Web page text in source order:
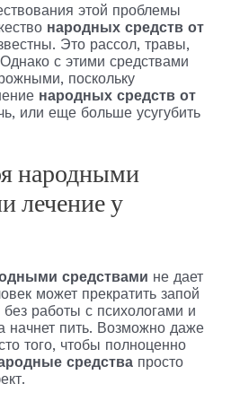
этой проблемы
народных средств от
Это рассол, травы,
с этими средствами
поскольку
народных средств от
или еще больше усугубить
народными
лечение у
средствами не дает
может прекратить запой
работы с психологами и
начнет пить. Возможно даже
того, чтобы полноценно
средствапросто